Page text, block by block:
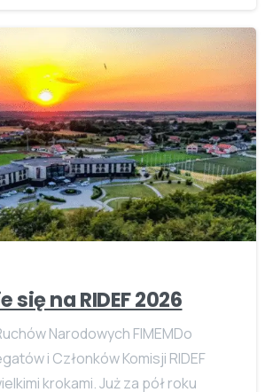
się na RIDEF 2026
Narodowych FIMEMDo
i Członków Komisji RIDEF
krokami. Już za pół roku